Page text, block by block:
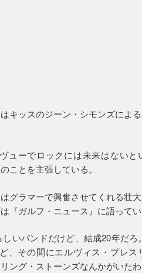
キッスのジーン・シモンズによる
ューでロックには未来はないと
ことを主張している。
グラマーで興奮させてくれる壮
『ガルフ・ニュース』に語ってい
いバンドだけど、結成20年だろ
、その間にエルヴィス・プレス
ング・ストーンズなんかがいたわ